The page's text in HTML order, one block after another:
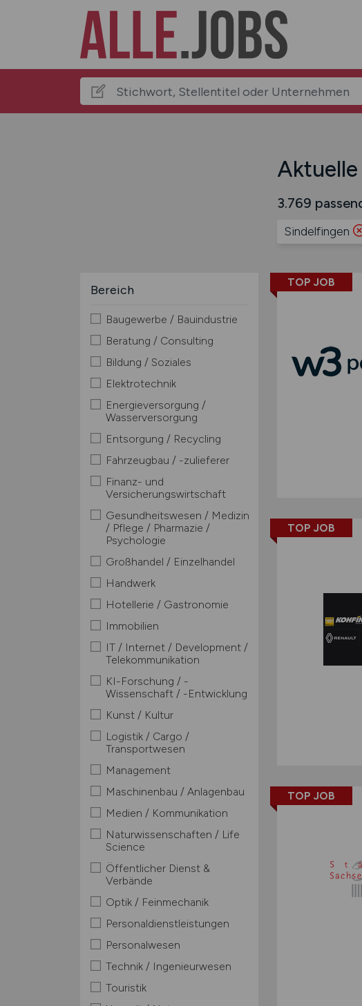
3.769
Sindelfingen
Bereich
Baugewerbe / Bauindustrie
Beratung / Consulting
Bildung / Soziales
Elektrotechnik
Energieversorgung /
Wasserversorgung
Entsorgung / Recycling
Fahrzeugbau / -zulieferer
Finanz- und
Versicherungswirtschaft
Gesundheitswesen / Medizin
/ Pflege / Pharmazie /
Psychologie
Großhandel / Einzelhandel
Handwerk
Hotellerie / Gastronomie
Immobilien
IT / Internet / Development /
Telekommunikation
KI-Forschung / -
Wissenschaft / -Entwicklung
Kunst / Kultur
Logistik / Cargo /
Transportwesen
Management
Maschinenbau / Anlagenbau
Medien / Kommunikation
Naturwissenschaften / Life
Science
Öffentlicher Dienst &
Verbände
Optik / Feinmechanik
Personaldienstleistungen
Personalwesen
Technik / Ingenieurwesen
Touristik
TOP JOB
TOP JOB
TOP JOB